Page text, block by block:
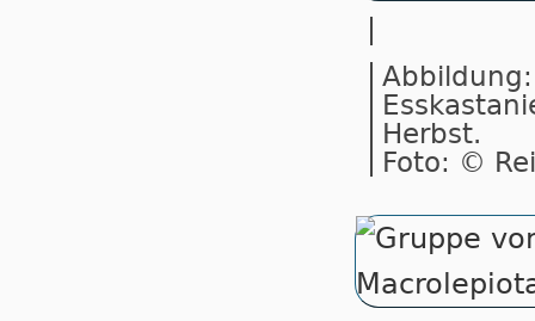
Herbst.
Foto: ©